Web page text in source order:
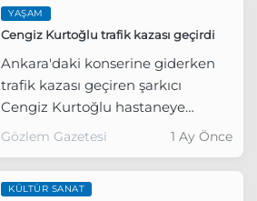
YAŞAM
Cengiz Kurtoğlu trafik kazası geçirdi
Ankara'daki konserine giderken
trafik kazası geçiren şarkıcı
Cengiz Kurtoğlu hastaneye
kaldırıldı.
Gözlem Gazetesi 1 Ay Önce
KÜLTÜR SANAT